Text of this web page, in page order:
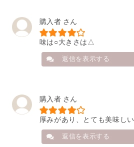
お召し上がりいただ
とうございます。
美味しくいただいてい
また同梱の焼き方がお
購入者
味は○大きさは△
返信を表示する
お召し上がりいただ
とうございます。
お味の方、気に入って
ても嬉しいです。
購入者
厚みがあり、とても美味し
返信を表示する